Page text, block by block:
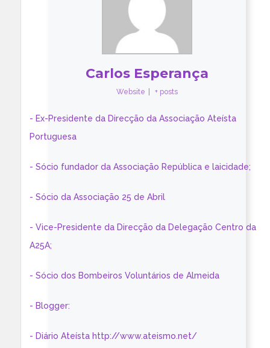
Carlos Esperança
Website + posts
- Ex-Presidente da Direcção da Associação Ateísta
Portuguesa
- Sócio fundador da Associação República e laicidade;
- Sócio da Associação 25 de Abril
- Vice-Presidente da Direcção da Delegação Centro da
A25A;
- Sócio dos Bombeiros Voluntários de Almeida
- Blogger:
- Diário Ateísta http://www.ateismo.net/